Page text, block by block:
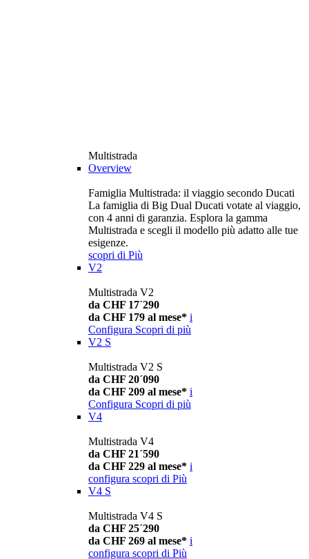
Multistrada
Overview
Famiglia Multistrada: il viaggio secondo Ducati
La famiglia di Big Dual Ducati votate al viaggio,
con 4 anni di garanzia. Esplora la gamma
Multistrada e scegli il modello più adatto alle tue
esigenze.
scopri di Più
V2
Multistrada V2
da CHF 17´290
da CHF 179 al mese* i
Configura Scopri di più
V2 S
Multistrada V2 S
da CHF 20´090
da CHF 209 al mese* i
Configura Scopri di più
V4
Multistrada V4
da CHF 21´590
da CHF 229 al mese* i
configura scopri di Più
V4 S
Multistrada V4 S
da CHF 25´290
da CHF 269 al mese* i
configura scopri di Più